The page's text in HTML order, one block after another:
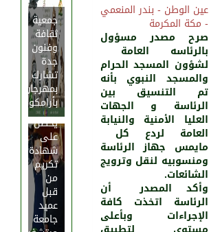
جمعية
ثقافة
وفنون
جدة
تشارك
بمهرجان
بأرامكو
المشهور
يحصل
على
شهادة
تكريم
من
قبل
عميد
جامعة
انطلاق
بطولة
عين الوطن - بندر المنعمي
- مكة المكرمة
صرح مصدر مسؤول
بالرئاسه العامة
لشؤون المسجد الحرام
والمسجد النبوي بأنه
تم التنسيق بين
الرئاسة و الجهات
العليا الأمنية والنيابة
العامة لردع كل
مايمس جهاز الرئاسة
ومنسوبيه لنقل وترويج
الشائعات.
وأكد المصدر أن
الرئاسة اتخذت كافة
الإجراءات وبأعلى